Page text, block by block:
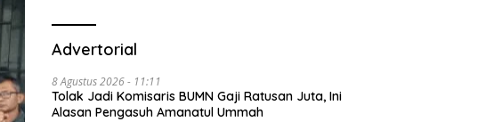
Advertorial
8 Agustus 2026 - 11:11
Tolak Jadi Komisaris BUMN Gaji Ratusan Juta, Ini
Alasan Pengasuh Amanatul Ummah